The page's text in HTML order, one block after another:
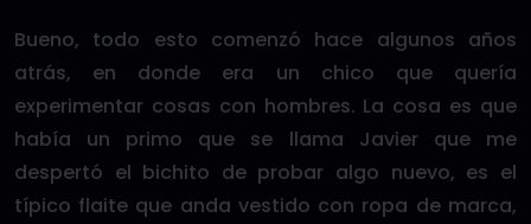
Bueno, todo esto comenzó hace algunos años
atrás, en donde era un chico que quería
experimentar cosas con hombres. La cosa es que
había un primo que se llama Javier que me
despertó el bichito de probar algo nuevo, es el
típico flaite que anda vestido con ropa de marca,